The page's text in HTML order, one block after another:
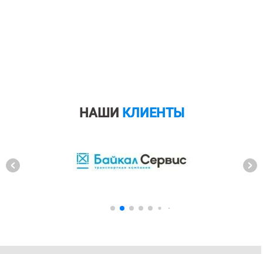
НАШИ КЛИЕНТЫ